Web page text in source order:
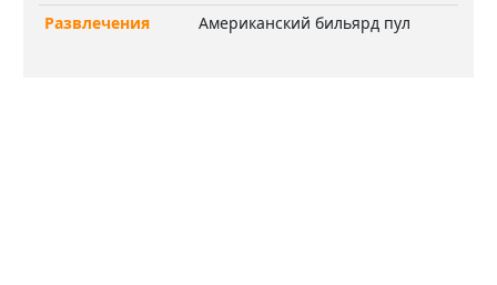
Развлечения
Американский бильярд пул